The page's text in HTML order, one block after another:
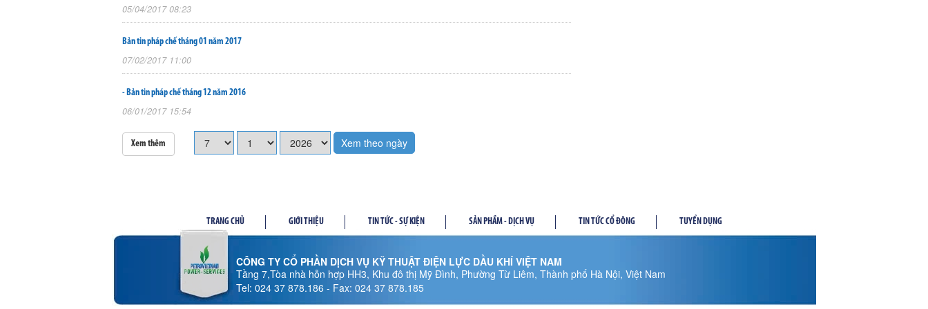
05/04/2017 08:23
Bản tin pháp chế tháng 01 năm 2017
07/02/2017 11:00
- Bản tin pháp chế tháng 12 năm 2016
06/01/2017 15:54
Xem thêm Xem theo ngày
TRANG CHỦ GIỚI THIỆU TIN TỨC - SỰ KIỆN SẢN PHẦM - DỊCH VỤ TIN TỨC CỔ ĐÔNG TUYỂN DỤNG
CÔNG TY CỔ PHẦN DỊCH VỤ KỸ THUẬT ĐIỆN LỰC DẦU KHÍ VIỆT NAM
Tầng 7,Tòa nhà hỗn hợp HH3, Khu đô thị Mỹ Đình, Phường Từ Liêm, Thành phố Hà Nội, Việt Nam
Tel: 024 37 878.186 - Fax: 024 37 878.185